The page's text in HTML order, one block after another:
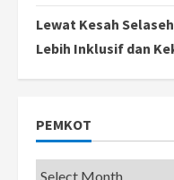
Lewat Kesah
Lebih Inklusif dan
PEMKOT
Pemkot